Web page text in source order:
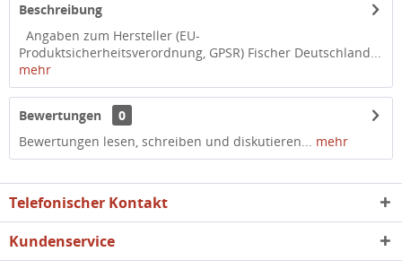
Beschreibung
Angaben zum Hersteller (EU-
Produktsicherheitsverordnung, GPSR) Fischer Deutschland...
mehr
Bewertungen
0
Bewertungen lesen, schreiben und diskutieren... mehr
Telefonischer Kontakt
Kundenservice